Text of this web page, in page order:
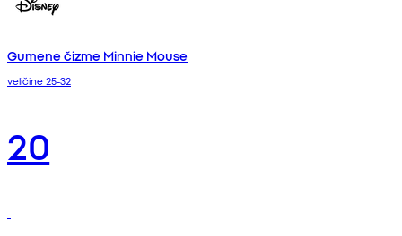
Gumene čizme Minnie Mouse
veličine 25-32
20